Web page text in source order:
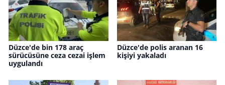
Düzce'de bin 178 araç
sürücüsüne ceza cezai işlem
uygulandı
Düzce'de polis aranan 16
kişiyi yakaladı